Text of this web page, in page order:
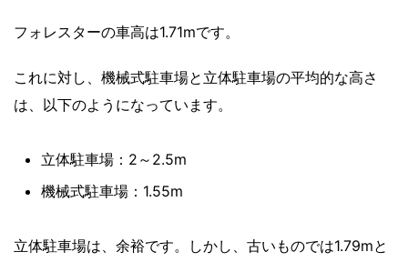
フォレスターの車高は1.71mです。
これに対し、機械式駐車場と立体駐車場の平均的な高さ
は、以下のようになっています。
立体駐車場：2～2.5m
機械式駐車場：1.55m
立体駐車場は、余裕です。しかし、古いものでは1.79mと